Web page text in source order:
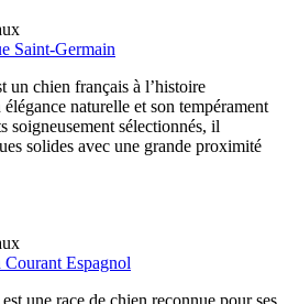
Saint-Germain
un chien français à l’histoire
naturelle et son tempérament
soigneusement sélectionnés, il
solides avec une grande proximité
Espagnol
une race de chien reconnue pour ses